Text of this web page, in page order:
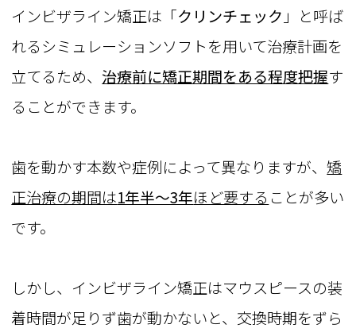
インビザライン矯正は「クリンチェック 」と呼ば
れるシミュレーションソフトを用いて治療計画を
立てるため、 治療前に矯正期間をある程度把握す
ることができます。
歯を動かす本数や症例によって異なりますが、矯
正治療の期間は1年半～3年ほど要する ことが多い
です。
しかし、インビザライン矯正はマウスピースの装
着時間が足りず歯が動かないと、交換時期をずら